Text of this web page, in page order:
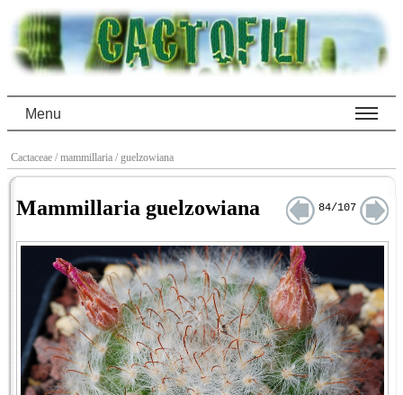
Menu
Cactaceae / mammillaria / guelzowiana
Mammillaria guelzowiana 84/107